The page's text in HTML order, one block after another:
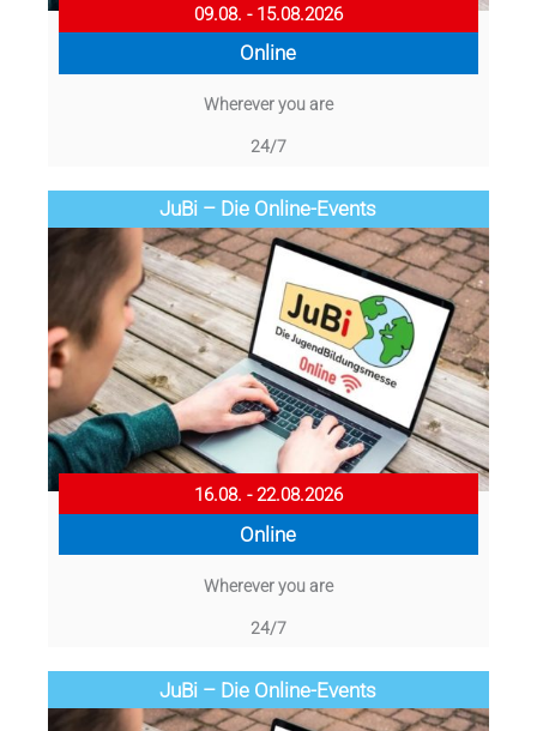
09.08. - 15.08.2026
Online
Wherever you are
24/7
JuBi – Die Online-Events
16.08. - 22.08.2026
Online
Wherever you are
24/7
JuBi – Die Online-Events